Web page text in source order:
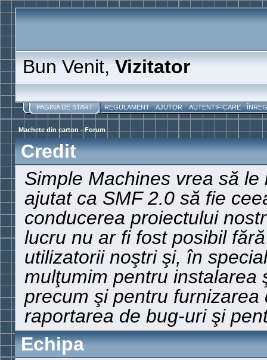
Bun Venit,Vizitator
PAGINA DE START REGULAMENT AJUTOR AUTENTIFICARE
Machete din carton - Forum
Credit
Simple Machines vrea să
ajutat ca SMF 2.0 să fie
conducerea proiectului
lucru nu ar fi fost posibil
utilizatorii noştri şi, în
mulţumim pentru instalarea
precum şi pentru
raportarea de bug-uri şi
Echipa